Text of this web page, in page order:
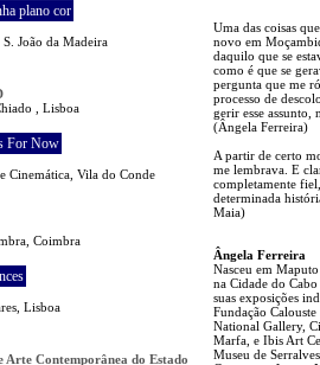
plano cor
João da Madeira
, Lisboa
For Now
Cinemática, Vila do Conde
Coimbra
Lisboa
Arte Contemporânea do Estado
Uma das coisas
novo em
daquilo que se
como é que se
pergunta que me
processo de
gerir esse
(Ângela Ferreira)
A partir de certo
me lembrava. E
completamente
determinada
Maia)
Ângela Ferreira
Nasceu em
na Cidade do
suas exposições
Fundação
National Gallery,
Marfa, e Ibis Art
Museu de